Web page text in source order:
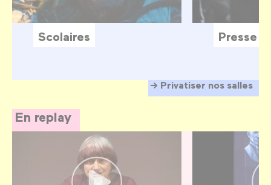
Privatiser nos salles
Scolaires Presse
En replay